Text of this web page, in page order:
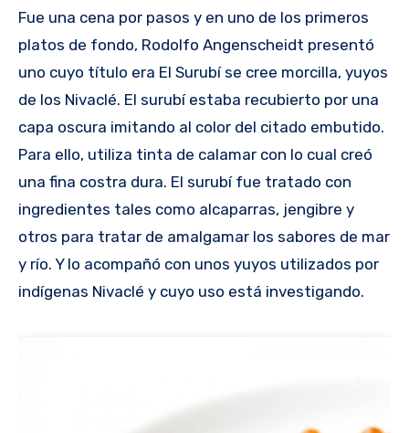
Fue una cena por pasos y en uno de los primeros
platos de fondo, Rodolfo Angenscheidt presentó
uno cuyo título era El Surubí se cree morcilla, yuyos
de los Nivaclé. El surubí estaba recubierto por una
capa oscura imitando al color del citado embutido.
Para ello, utiliza tinta de calamar con lo cual creó
una fina costra dura. El surubí fue tratado con
ingredientes tales como alcaparras, jengibre y
otros para tratar de amalgamar los sabores de mar
y río. Y lo acompañó con unos yuyos utilizados por
indígenas Nivaclé y cuyo uso está investigando.